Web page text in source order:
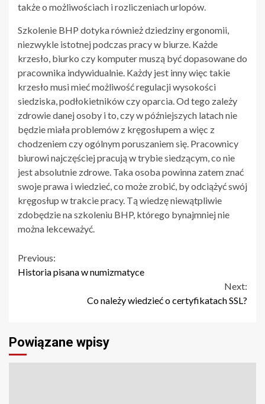
także o możliwościach i rozliczeniach urlopów.
Szkolenie BHP dotyka również dziedziny ergonomii,
niezwykle istotnej podczas pracy w biurze. Każde
krzesło, biurko czy komputer muszą być dopasowane do
pracownika indywidualnie. Każdy jest inny więc takie
krzesło musi mieć możliwość regulacji wysokości
siedziska, podłokietników czy oparcia. Od tego zależy
zdrowie danej osoby i to, czy w późniejszych latach nie
będzie miała problemów z kręgosłupem a więc z
chodzeniem czy ogólnym poruszaniem się. Pracownicy
biurowi najczęściej pracują w trybie siedzącym, co nie
jest absolutnie zdrowe. Taka osoba powinna zatem znać
swoje prawa i wiedzieć, co może zrobić, by odciążyć swój
kręgosłup w trakcie pracy. Tą wiedzę niewątpliwie
zdobędzie na szkoleniu BHP, którego bynajmniej nie
można lekceważyć.
Continue
Reading
Previous:
Historia pisana w numizmatyce
Next:
Co należy wiedzieć o certyfikatach SSL?
Powiązane wpisy